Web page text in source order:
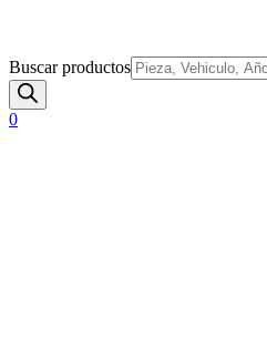
Buscar productos
0